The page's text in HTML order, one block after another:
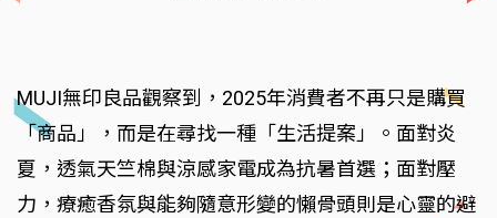
MUJI無印良品觀察到，2025年消費者不再只是購買
「商品」，而是在尋找一種「生活提案」。面對炎
夏，透氣天竺棉與涼感家電成為抗暑首選；面對壓
力，療癒香氛與能夠隨意形變的懶骨頭則是心靈的避